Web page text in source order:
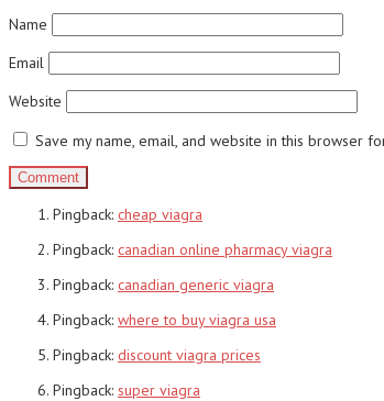
Name
Email
Website
Save my name, email, and website in this browser
Pingback: cheap viagra
Pingback: canadian online pharmacy viagra
Pingback: canadian generic viagra
Pingback: where to buy viagra usa
Pingback: discount viagra prices
Pingback: super viagra